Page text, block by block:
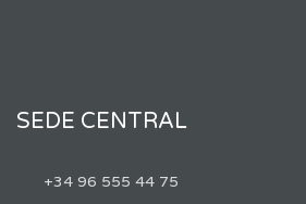
SEDE CENTRAL
+34 96 555 44 75